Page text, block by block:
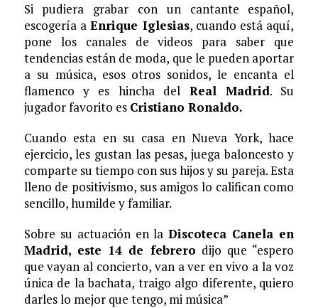
Si pudiera grabar con un cantante español,
escogería aEnrique Iglesias, cuando está aquí,
pone los canales de videos para saber que
tendencias están de moda, que le pueden aportar
a su música, esos otros sonidos, le encanta el
flamenco y es hincha del Real Madrid. Su
jugador favorito es Cristiano Ronaldo.
Cuando esta en su casa en Nueva York, hace
ejercicio, les gustan las pesas, juega baloncesto y
comparte su tiempo con sus hijos y su pareja. Esta
lleno de positivismo, sus amigos lo califican como
sencillo, humilde y familiar.
Sobre su actuación en laDiscoteca Canela en
Madrid, este 14 de febrero dijo que “espero
que vayan al concierto, van a ver en vivo a la voz
única de la bachata, traigo algo diferente, quiero
darles lo mejor que tengo, mi música”